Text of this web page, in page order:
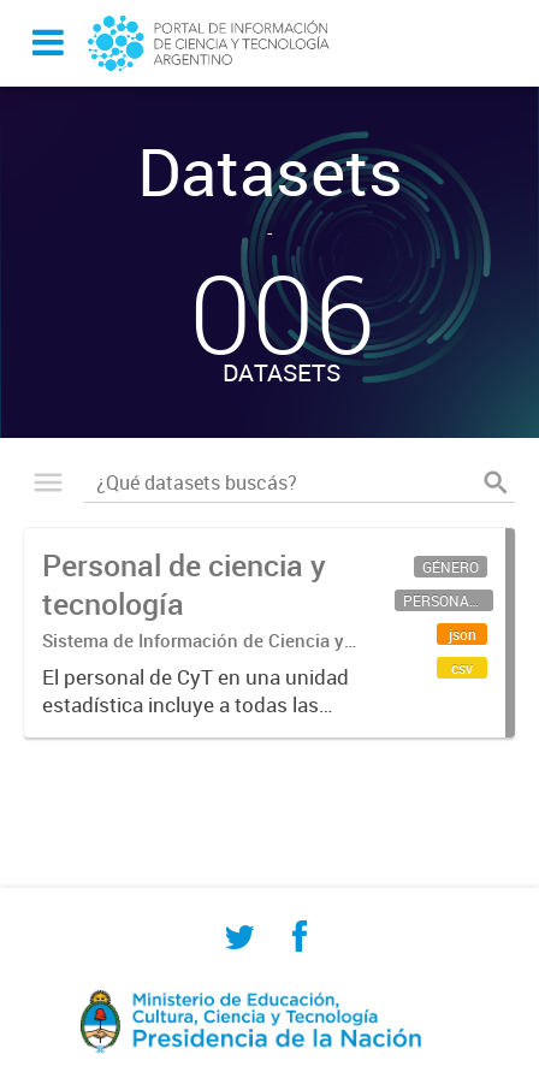
Datasets
-
006
DATASETS
Personal de ciencia y
tecnología
Sistema de Información de Ciencia y
Tecnología Argentino (SICYTAR)
El personal de CyT en una unidad
estadística incluye a todas las
personas involucradas
GÉNERO
PERSONAL CIENTÍFICO-TECNOLÓGICO
json
csv